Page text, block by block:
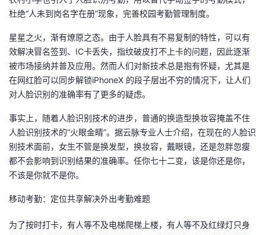
播
活
动
的
关
我
的
开
发
者
学
堂
我
的
Programs
我
的
支
持
我
杜绝“人未到岗名字在册”现象，完善校园考勤管理制度。
星星之火，渐有燎原之态。由于人脸具有不易复制的特性，可以有
效解决冒名签到、IC卡丢失，指纹破皮打不上卡的问题，因此逐渐
被市场接纳并普及应用。然而人们对新技术总是抱有怀疑，尤其是
在网红脸可以同步解锁iPhoneX 的段子层出不穷的情况下，让人们
对人脸识别的准确率有了更多的疑虑。
事实上，随着人脸识别技术的进步，普通的换造型换妆容掩盖不住
人脸识别技术的“火眼金睛”。据云脉专业人士介绍，在现在的人脸识
别技术面前，女生不管是换发型，换妆容，戴眼镜，还是忽胖忽瘦
都不会影响到识别结果的准确率。任你七十二变，该是你还是你，
不该是你就不是你。
移动考勤：定位共享解决外出考勤难题
为了按时打卡，有人等不及电梯爬梯上楼，有人等不及红绿灯只身